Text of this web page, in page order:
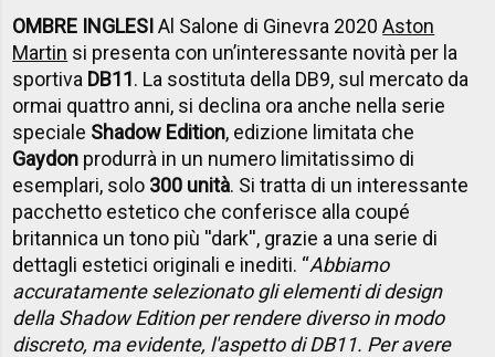
OMBRE INGLESIAl Salone di Ginevra 2020Aston
Martin si presenta con un’interessante novità per la
sportiva DB11. La sostituta della DB9, sul mercato da
ormai quattro anni, si declina ora anche nella serie
speciale Shadow Edition, edizione limitata che
Gaydon produrrà in un numero limitatissimo di
esemplari, solo 300 unità. Si tratta di un interessante
pacchetto estetico che conferisce alla coupé
britannica un tono più ''dark'', grazie a una serie di
dettagli estetici originali e inediti. “Abbiamo
accuratamente selezionato gli elementi di design
della Shadow Edition per rendere diverso in modo
discreto, ma evidente, l'aspetto di DB11. Per avere